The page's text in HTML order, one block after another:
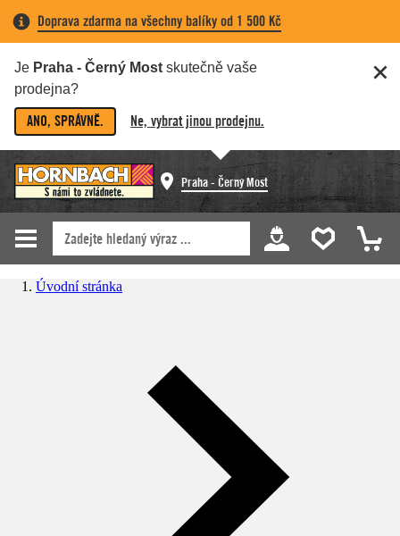
Doprava zdarma na všechny balíky od 1 500 Kč
Je Praha - Černý Most skutečně vaše
prodejna?
ANO, SPRÁVNĚ. Ne, vybrat jinou prodejnu.
Praha - Černý Most
Úvodní stránka